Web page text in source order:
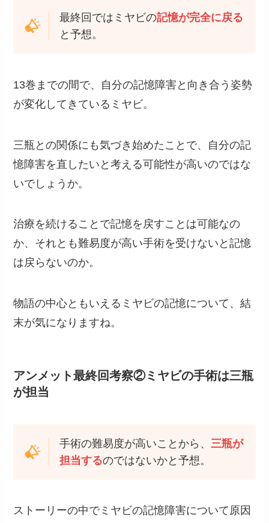
最終回ではミヤビの記憶が完全に戻る
と予想。
13巻までの間で、自分の記憶障害と向き合う姿勢
が変化してきているミヤビ。
三瓶との関係にも気づき始めたことで、自分の記
憶障害を直したいと考える可能性が高いのではな
いでしょうか。
治療を続けることで記憶を戻すことは可能なの
か、それとも難易度が高い手術を受けないと記憶
は戻らないのか。
物語の中心ともいえるミヤビの記憶について、結
末が気になりますね。
アンメット最終回考察②ミヤビの手術は三瓶
が担当
手術の難易度が高いことから、 三瓶が
担当するのではないかと予想。
ストーリーの中でミヤビの記憶障害について原因